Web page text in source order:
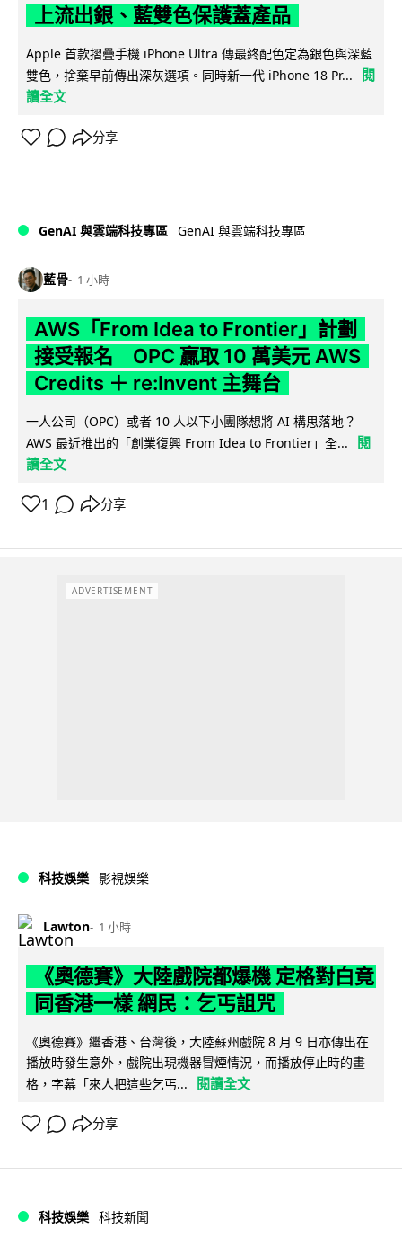
上流出銀、藍雙色保護蓋產品
Apple 首款摺疊手機 iPhone Ultra 傳最終配色定為銀色與深藍
雙色，捨棄早前傳出深灰選項。同時新一代 iPhone 18 Pr...
閱
讀全文
分享
GenAI 與雲端科技專區 GenAI 與雲端科技專區
藍骨 1 小時
AWS「From Idea to Frontier」計劃
接受報名 OPC 贏取 10 萬美元 AWS
Credits ＋ re:Invent 主舞台
一人公司（OPC）或者 10 人以下小團隊想將 AI 構思落地？
AWS 最近推出的「創業復興 From Idea to Frontier」全...
閱
讀全文
1 分享
ADVERTISEMENT
科技娛樂 影視娛樂
Lawton 1 小時
《奧德賽》大陸戲院都爆機 定格對白竟
同香港一樣 網民：乞丐詛咒
《奧德賽》繼香港、台灣後，大陸蘇州戲院 8 月 9 日亦傳出在
播放時發生意外，戲院出現機器冒煙情況，而播放停止時的畫
格，字幕「來人把這些乞丐...
閱讀全文
分享
科技娛樂 科技新聞